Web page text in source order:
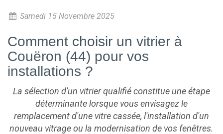
Samedi 15 Novembre 2025
Comment choisir un vitrier à
Couëron (44) pour vos
installations ?
La sélection d'un vitrier qualifié constitue une étape
déterminante lorsque vous envisagez le
remplacement d'une vitre cassée, l'installation d'un
nouveau vitrage ou la modernisation de vos fenêtres.